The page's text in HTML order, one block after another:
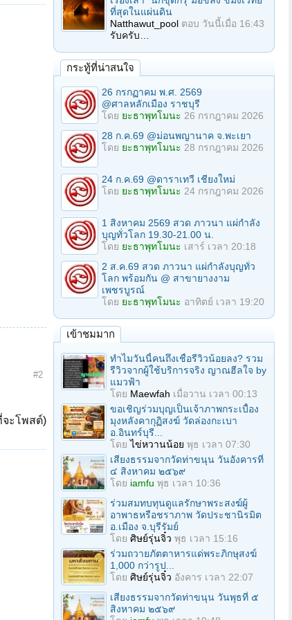
#2
จะโพสต์)
ที่สุดในแผ่นดิน
Natthawut_pool ตอบ วันนี้เมื่อ 16:43
รับครับ…
กระทู้ที่น่าสนใจ
26 กรกฏาคม พ.ศ. 2569
@ศาลหลักเมือง ราชบุรี
โดย ยะธาพุทโมนะ 26 กรกฎาคม 2026
28 ก.ค.69 @ม่อนพญานาค จ.พะเยา
โดย ยะธาพุทโมนะ 28 กรกฎาคม 2026
24 ก.ค.69 @ดาราเทวี เชียงใหม่
โดย ยะธาพุทโมนะ 24 กรกฎาคม 2026
1 สิงหาคม 2569 สวด ภาวนา แผ่กำลัง
บุญทั่วโลก 19.30-21.00 น.
โดย ยะธาพุทโมนะ เสาร์ เวลา 20:18
2 ส.ค.69 สวด ภาวนา แผ่กำลังบุญทั่ว
โลก พร้อมกัน @ สาขายางงาม
เพชรบูรณ์
โดย ยะธาพุทโมนะ อาทิตย์ เวลา 19:20
เข้าชมมาก
ทำไมวันนี้คนถึงเชื่อรีวิวน้อยลง? รวม
รีวิวจากผู้ใช้บริการจริง ญาณฮีลใจ by
แมวฟ้า
โดย Maewfah เมื่อวาน เวลา 00:13
ขอเชิญร่วมบุญเป็นเจ้าภาพกระเบื้อง
มุงหลังคากุฏิสงฆ์ วัดล่องกะเบา
อ.อินทร์บุรี...
โดยไข่หวานน้อย พุธ เวลา 07:30
เสียงธรรมจากวัดท่าขนุน วันอังคารที่
๔ สิงหาคม ๒๕๖๙
โดย iamfu พุธ เวลา 10:36
ร่วมสมทบทุนดูแลรักษาพระสงฆ์ผู้
อาพาธหรือชราภาพ วัดประชานิรมิต
อ.เมือง จ.บุรีรัมย์
โดย ศิษย์รุ่นจิ๋ว พุธ เวลา 15:16
ร่วมถวายภัตตาหารแด่พระภิกษุสงฆ์
1,000 กว่ารูป...
โดย ศิษย์รุ่นจิ๋ว อังคาร เวลา 22:07
เสียงธรรมจากวัดท่าขนุน วันพุธที่ ๕
สิงหาคม ๒๕๖๙